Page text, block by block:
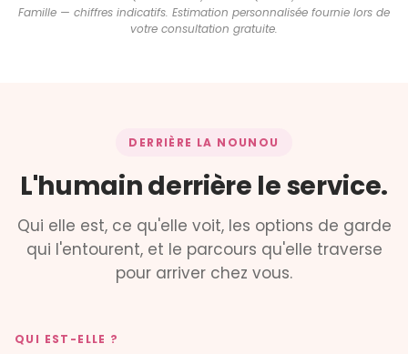
Famille — chiffres indicatifs. Estimation personnalisée fournie lors de
votre consultation gratuite.
DERRIÈRE LA NOUNOU
L'humain derrière le service.
Qui elle est, ce qu'elle voit, les options de garde
qui l'entourent, et le parcours qu'elle traverse
pour arriver chez vous.
QUI EST-ELLE ?